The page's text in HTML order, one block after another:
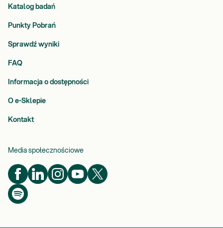
Katalog badań
Punkty Pobrań
Sprawdź wyniki
FAQ
Informacja o dostępności
O e-Sklepie
Kontakt
Media społecznościowe